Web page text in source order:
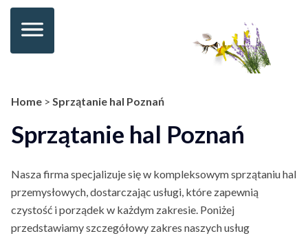
Home > Sprzątanie hal Poznań
Sprzątanie hal Poznań
Nasza firma specjalizuje się w kompleksowym sprzątaniu hal
przemysłowych, dostarczając usługi, które zapewnią
czystość i porządek w każdym zakresie. Poniżej
przedstawiamy szczegółowy zakres naszych usług